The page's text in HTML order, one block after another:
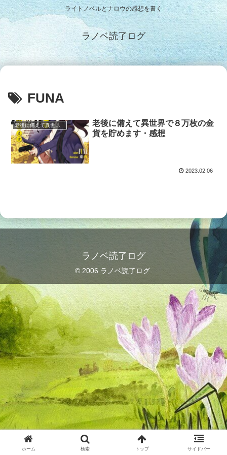
ライトノベルとナロウの感想を書く
ラノベ読了ログ
FUNA
老後に備えて異世界で８万枚の金貨を貯めます
老後に備えて異世界で８万枚の金
貨を貯めます・感想
2023.02.06
ラノベ読了ログ
© 2006 ラノベ読了ログ.
ホーム 検索 トップ サイドバー